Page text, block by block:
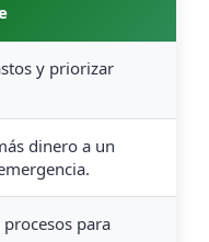
y priorizar
dinero a un
para